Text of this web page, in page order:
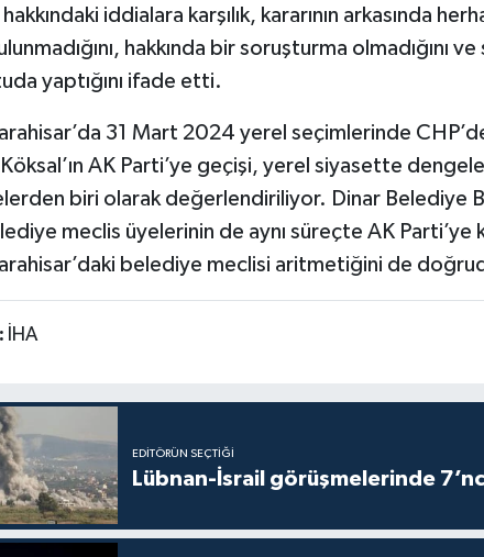
iddialara karşılık, kararının arkasında
hakkında bir soruşturma olmadığını
yaptığını ifade etti.
31 Mart 2024 yerel seçimlerinde
AK Parti’ye geçişi, yerel siyasette
biri olarak değerlendiriliyor. Dinar Belediye
meclis üyelerinin de aynı süreçte AK Parti’ye
belediye meclisi aritmetiğini de
İHA
EDITÖRÜN SEÇTIĞI
Lübnan-İsrail görüşmelerinde